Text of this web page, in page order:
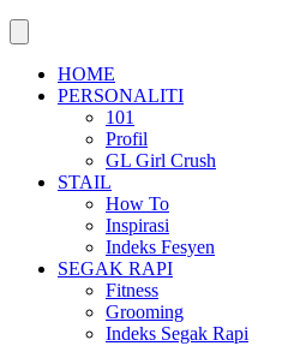
HOME
PERSONALITI
101
Profil
GL Girl Crush
STAIL
How To
Inspirasi
Indeks Fesyen
SEGAK RAPI
Fitness
Grooming
Indeks Segak Rapi